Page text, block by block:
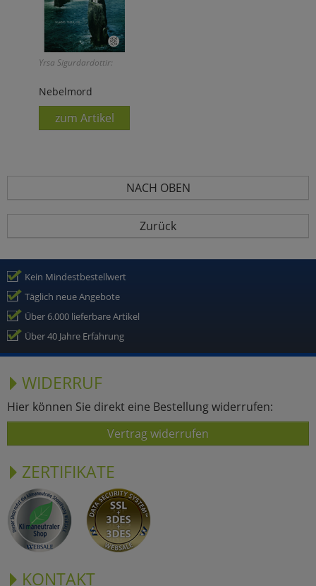
Yrsa Sigurdardottir:
Nebelmord
zum Artikel
NACH OBEN
Zurück
Kein Mindestbestellwert
Täglich neue Angebote
Über 6.000 lieferbare Artikel
Über 40 Jahre Erfahrung
WIDERRUF
Hier können Sie direkt eine Bestellung widerrufen:
Vertrag widerrufen
ZERTIFIKATE
KONTAKT